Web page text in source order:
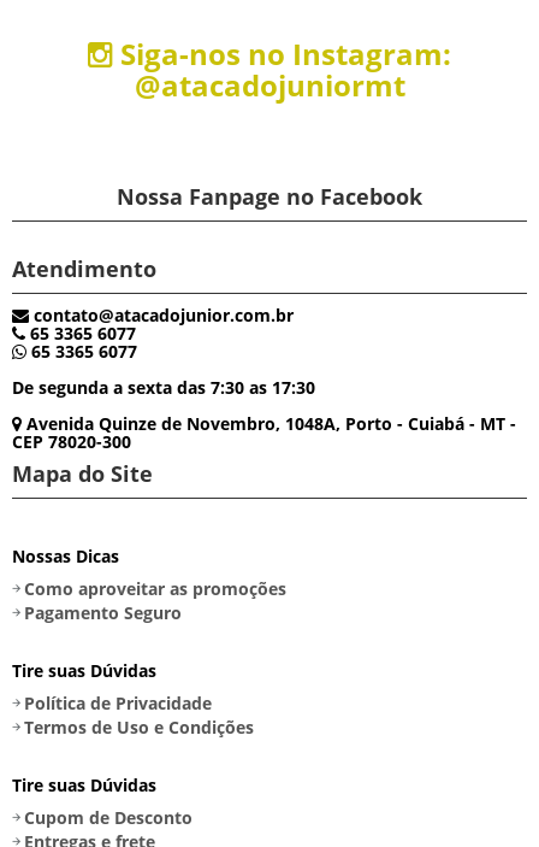
Siga-nos no Instagram:
@atacadojuniormt
Nossa Fanpage no Facebook
Atendimento
contato@atacadojunior.com.br
65 3365 6077
65 3365 6077
De segunda a sexta das 7:30 as 17:30
Avenida Quinze de Novembro, 1048A, Porto - Cuiabá - MT -
CEP 78020-300
Mapa do Site
Nossas Dicas
Como aproveitar as promoções
Pagamento Seguro
Tire suas Dúvidas
Política de Privacidade
Termos de Uso e Condições
Tire suas Dúvidas
Cupom de Desconto
Entregas e frete